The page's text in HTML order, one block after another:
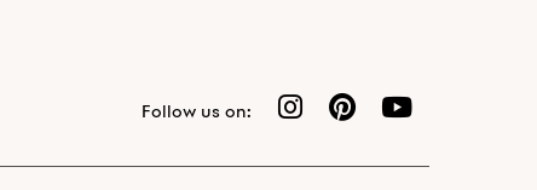
Follow us on: